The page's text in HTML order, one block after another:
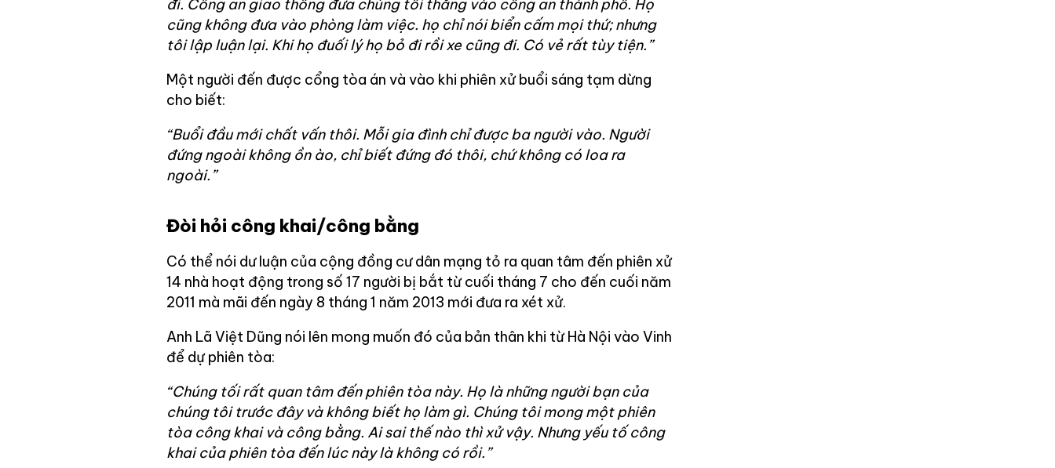
đi. Công an giao thông đưa chúng tôi thẳng vào công an thành phố. Họ
cũng không đưa vào phòng làm việc. họ chỉ nói biển cấm mọi thứ; nhưng
tôi lập luận lại. Khi họ đuối lý họ bỏ đi rồi xe cũng đi. Có vẻ rất tùy tiện.”
Một người đến được cổng tòa án và vào khi phiên xử buổi sáng tạm dừng
cho biết:
“Buổi đầu mới chất vấn thôi. Mỗi gia đình chỉ được ba người vào. Người
đứng ngoài không ồn ào, chỉ biết đứng đó thôi, chứ không có loa ra
ngoài.”
Đòi hỏi công khai/công bằng
Có thể nói dư luận của cộng đồng cư dân mạng tỏ ra quan tâm đến phiên xử
14 nhà hoạt động trong số 17 người bị bắt từ cuối tháng 7 cho đến cuối năm
2011 mà mãi đến ngày 8 tháng 1 năm 2013 mới đưa ra xét xử.
Anh Lã Việt Dũng nói lên mong muốn đó của bản thân khi từ Hà Nội vào Vinh
để dự phiên tòa:
“Chúng tối rất quan tâm đến phiên tòa này. Họ là những người bạn của
chúng tôi trước đây và không biết họ làm gì. Chúng tôi mong một phiên
tòa công khai và công bằng. Ai sai thế nào thì xử vậy. Nhưng yếu tố công
khai của phiên tòa đến lúc này là không có rồi.”